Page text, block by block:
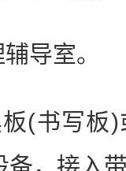
导室。
书写板)